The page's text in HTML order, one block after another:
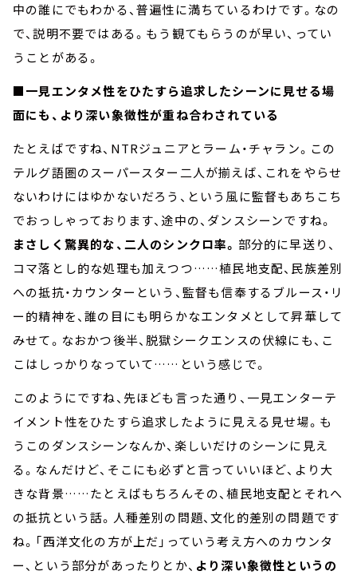
中の誰にでもわかる、普遍性に満ちているわけです。なの
で、説明不要ではある。もう観てもらうのが早い、ってい
うことがある。
■一見エンタメ性をひたすら追求したシーンに見せる場
面にも、より深い象徴性が重ね合わされている
たとえばですね、NTRジュニアとラーム・チャラン。この
テルグ語圏のスーパースター二人が揃えば、これをやらせ
ないわけにはゆかないだろう、という風に監督もあちこち
でおっしゃっております、途中の、ダンスシーンですね。
まさしく驚異的な、二人のシンクロ率。 部分的に早送り、
コマ落とし的な処理も加えつつ……植民地支配、民族差別
への抵抗・カウンターという、監督も信奉するブルース・リ
ー的精神を、誰の目にも明らかなエンタメとして昇華して
みせて。なおかつ後半、脱獄シークエンスの伏線にも、こ
こはしっかりなっていて……という感じで。
このようにですね、先ほども言った通り、一見エンターテ
イメント性をひたすら追求したように見える見せ場。も
うこのダンスシーンなんか、楽しいだけのシーンに見え
る。なんだけど、そこにも必ずと言っていいほど、より大
きな背景……たとえばもちろんその、植民地支配とそれへ
の抵抗という話。人種差別の問題、文化的差別の問題です
ね。「西洋文化の方が上だ」っていう考え方へのカウンタ
ー、という部分があったりとか、 より深い象徴性というの